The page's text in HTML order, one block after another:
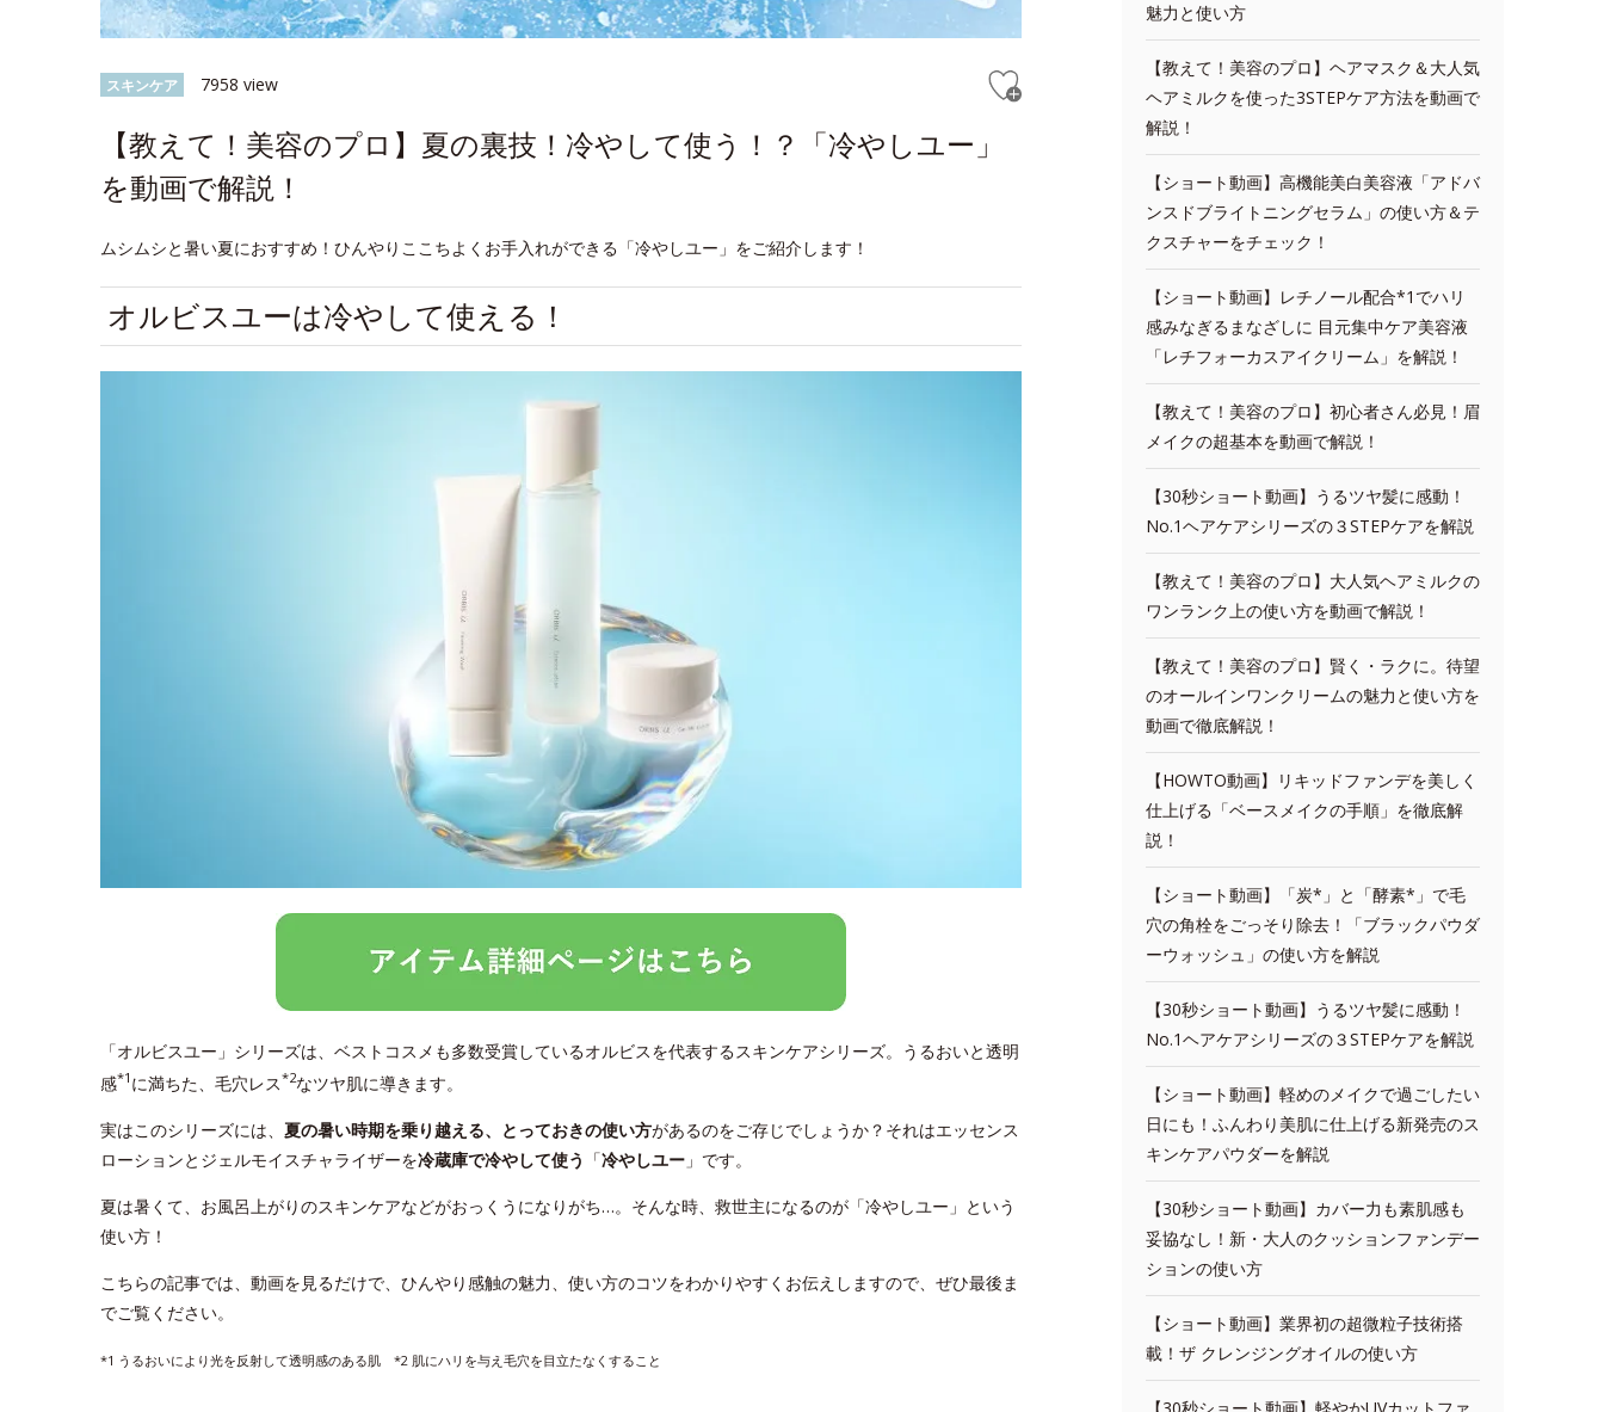
スキンケア 7958 view
【教えて！美容のプロ】夏の裏技！冷やして使う！？「冷やしユー」
を動画で解説！
ムシムシと暑い夏におすすめ！ひんやりここちよくお手入れができる「冷やしユー」をご紹介します！
オルビスユーは冷やして使える！
「オルビスユー」シリーズは、ベストコスメも多数受賞しているオルビスを代表するスキンケアシリーズ。うるおいと透明
感*1 に満ちた、毛穴レス*2なツヤ肌に導きます。
実はこのシリーズには、 夏の暑い時期を乗り越える、とっておきの使い方があるのをご存じでしょうか？それはエッセンス
ローションとジェルモイスチャライザーを冷蔵庫で冷やして使う 「冷やしユー 」です。
夏は暑くて、お風呂上がりのスキンケアなどがおっくうになりがち…。そんな時、救世主になるのが「冷やしユー」という
使い方！
こちらの記事では、動画を見るだけで、ひんやり感触の魅力、使い方のコツをわかりやすくお伝えしますので、ぜひ最後ま
でご覧ください。
*1 うるおいにより光を反射して透明感のある肌 *2 肌にハリを与え毛穴を目立たなくすること
魅力と使い方
【教えて！美容のプロ】ヘアマスク＆大人気
ヘアミルクを使った3STEPケア方法を動画で
解説！
【ショート動画】高機能美白美容液「アドバ
ンスドブライトニングセラム」の使い方＆テ
クスチャーをチェック！
【ショート動画】レチノール配合*1でハリ
感みなぎるまなざしに 目元集中ケア美容液
「レチフォーカスアイクリーム」を解説！
【教えて！美容のプロ】初心者さん必見！眉
メイクの超基本を動画で解説！
【30秒ショート動画】うるツヤ髪に感動！
No.1ヘアケアシリーズの３STEPケアを解説
【教えて！美容のプロ】大人気ヘアミルクの
ワンランク上の使い方を動画で解説！
【教えて！美容のプロ】賢く・ラクに。待望
のオールインワンクリームの魅力と使い方を
動画で徹底解説！
【HOWTO動画】リキッドファンデを美しく
仕上げる「ベースメイクの手順」を徹底解
説！
【ショート動画】「炭*」と「酵素*」で毛
穴の角栓をごっそり除去！「ブラックパウダ
ーウォッシュ」の使い方を解説
【30秒ショート動画】うるツヤ髪に感動！
No.1ヘアケアシリーズの３STEPケアを解説
【ショート動画】軽めのメイクで過ごしたい
日にも！ふんわり美肌に仕上げる新発売のス
キンケアパウダーを解説
【30秒ショート動画】カバー力も素肌感も
妥協なし！新・大人のクッションファンデー
ションの使い方
【ショート動画】業界初の超微粒子技術搭
載！ザ クレンジングオイルの使い方